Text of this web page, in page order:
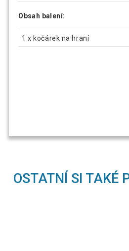
Obsah balení:
1 x kočárek na hraní
OSTATNÍ SI TAKÉ